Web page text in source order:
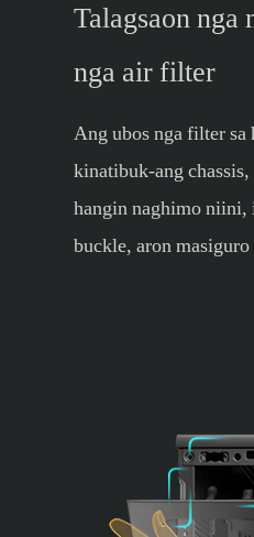
Talagsaon
nga air filter
Ang ubos nga filter sa
kinatibuk-ang
hangin naghimo niini,
buckle, aron masiguro